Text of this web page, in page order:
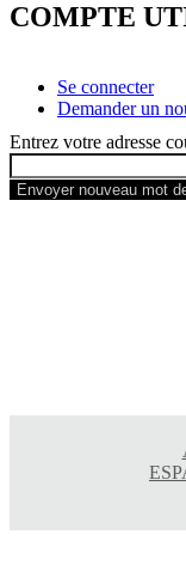
COMPTE
Onglets
principaux
Se connecter
Demander un
Entrez votre adresse
Envoyer nouveau mot